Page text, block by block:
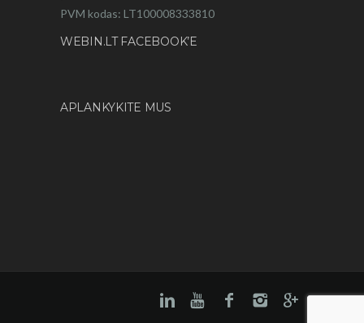
PVM kodas: LT100008333810
WEBIN.LT FACEBOOK’E
APLANKYKITE MUS